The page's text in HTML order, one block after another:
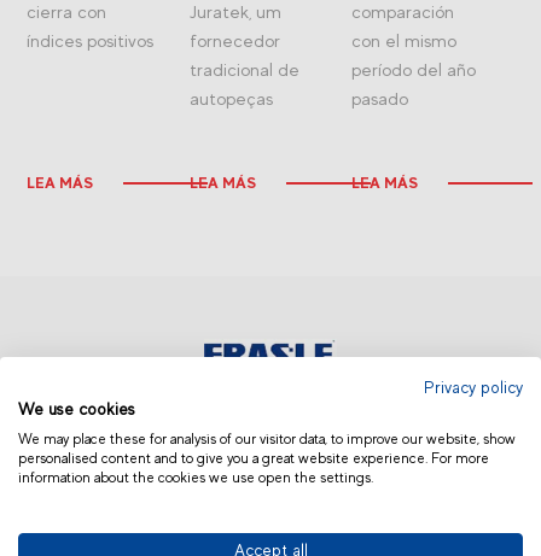
cierra con
índices positivos
LEA MÁS
Juratek, um
fornecedor
tradicional de
autopeças
LEA MÁS
comparación
con el mismo
período del año
pasado
LEA MÁS
AMÉRICA LATINA | OTROS
Privacy policy
We use cookies
We may place these for analysis of our visitor data, to improve our website, show
personalised content and to give you a great website experience. For more
information about the cookies we use open the settings.
Accept all